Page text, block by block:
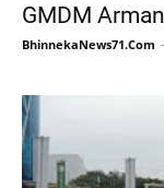
GMDM
BhinnekaNews71.Com